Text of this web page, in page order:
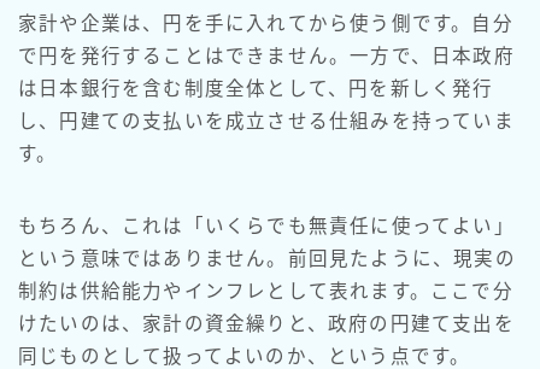
家計や企業は、円を手に入れてから使う側です。自分
で円を発行することはできません。一方で、日本政府
は日本銀行を含む制度全体として、円を新しく発行
し、円建ての支払いを成立させる仕組みを持っていま
す。
もちろん、これは「いくらでも無責任に使ってよい」
という意味ではありません。前回見たように、現実の
制約は供給能力やインフレとして表れます。ここで分
けたいのは、家計の資金繰りと、政府の円建て支出を
同じものとして扱ってよいのか、という点です。